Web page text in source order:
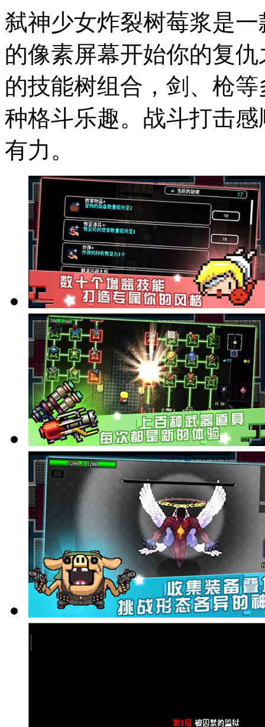
弑神少女炸裂树莓浆是
的像素屏幕开始你的复
的技能树组合，剑、枪
种格斗乐趣。战斗打击
有力。